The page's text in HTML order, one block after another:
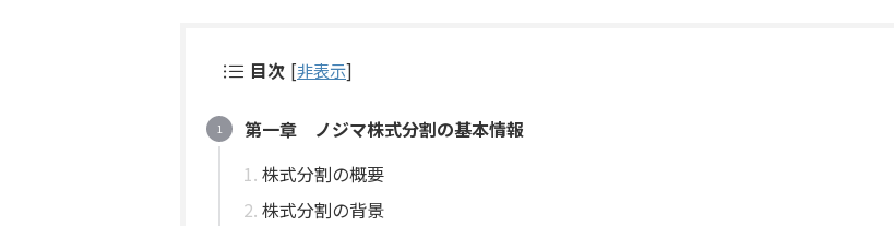
目次 [非表示]
第一章 ノジマ株式分割の基本情報
株式分割の概要
株式分割の背景